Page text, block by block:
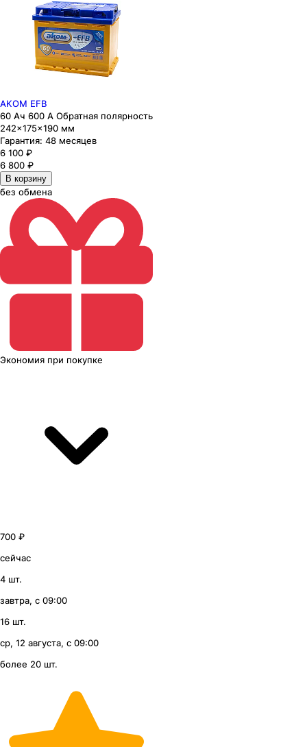
AKOM EFB
60 Ач 600 А Обратная полярность
242×175×190 мм
Гарантия: 48 месяцев
6 100 ₽
6 800 ₽
В корзину
без обмена
Экономия при покупке
700 ₽
сейчас
4 шт.
завтра, с 09:00
16 шт.
ср, 12 августа, с 09:00
более 20 шт.